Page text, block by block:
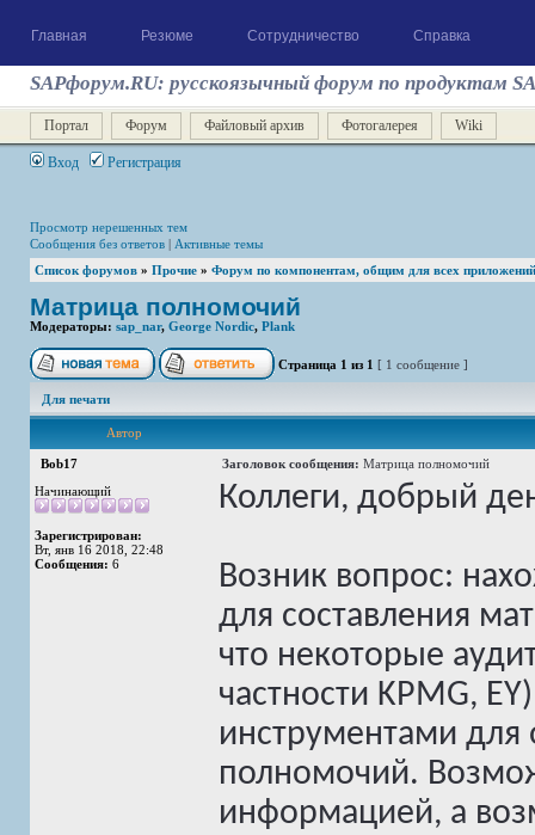
Главная Резюме Сотрудничество Справка
SAPфорум.RU: русскоязычный форум по продуктам
Портал Форум Файловый архив Фотогалерея Wiki
Вход Регистрация
Просмотр нерешенных тем
Сообщения без ответов | Активные темы
Список форумов » Прочие » Форум по компонентам, общим для всех приложений
Матрица полномочий
Модераторы: sap_nar, George Nordic, Plank
Страница 1 из 1 [ 1 сообщение ]
Для печати
Автор
Bob17 Заголовок сообщения: Матрица полномочий
Начинающий
Зарегистрирован:
Вт, янв 16 2018, 22:48
Сообщения: 6
Коллеги, добрый
Возник вопрос:
для составления
что некоторые
частности KPMG,
инструментами для
полномочий.
информацией, а